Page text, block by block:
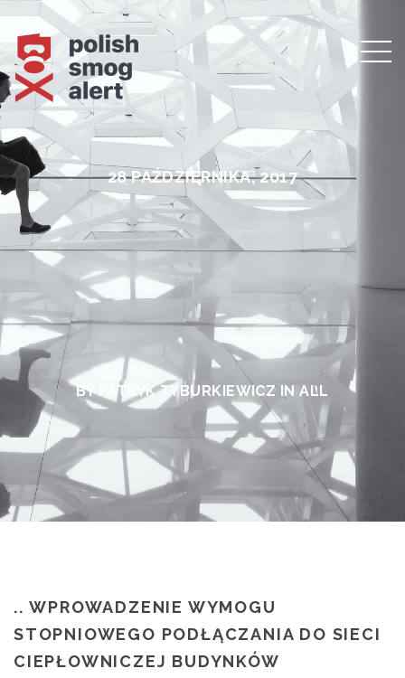
28 PAŹDZIERNIKA, 2017
BY PATRYK TYBURKIEWICZ INALL
.. WPROWADZENIE WYMOGU
STOPNIOWEGO PODŁĄCZANIA DO SIECI
CIEPŁOWNICZEJ BUDYNKÓW